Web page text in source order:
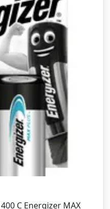
C Energizer MAX